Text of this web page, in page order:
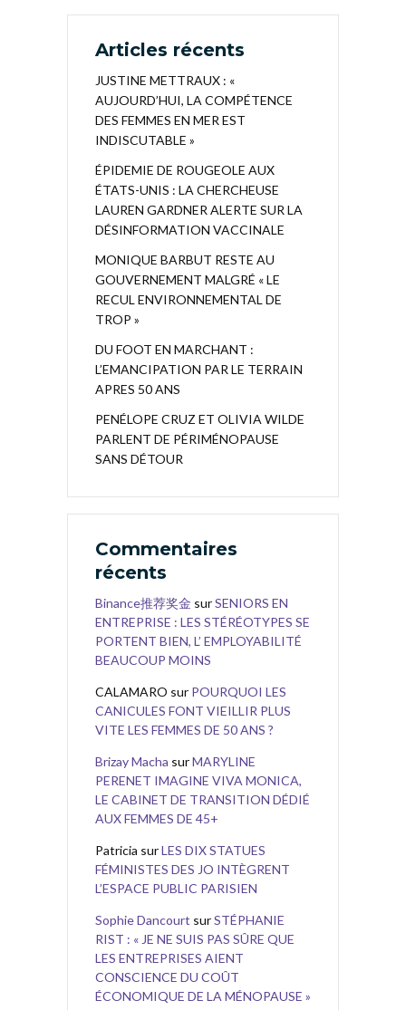
Articles récents
JUSTINE METTRAUX : «
AUJOURD’HUI, LA COMPÉTENCE
DES FEMMES EN MER EST
INDISCUTABLE »
ÉPIDEMIE DE ROUGEOLE AUX
ÉTATS-UNIS : LA CHERCHEUSE
LAUREN GARDNER ALERTE SUR LA
DÉSINFORMATION VACCINALE
MONIQUE BARBUT RESTE AU
GOUVERNEMENT MALGRÉ « LE
RECUL ENVIRONNEMENTAL DE
TROP »
DU FOOT EN MARCHANT :
L’EMANCIPATION PAR LE TERRAIN
APRES 50 ANS
PENÉLOPE CRUZ ET OLIVIA WILDE
PARLENT DE PÉRIMÉNOPAUSE
SANS DÉTOUR
Commentaires
récents
Binance推荐奖金 surSENIORS EN
ENTREPRISE : LES STÉRÉOTYPES SE
PORTENT BIEN, L’ EMPLOYABILITÉ
BEAUCOUP MOINS
CALAMARO sur POURQUOI LES
CANICULES FONT VIEILLIR PLUS
VITE LES FEMMES DE 50 ANS ?
Brizay Macha surMARYLINE
PERENET IMAGINE VIVA MONICA,
LE CABINET DE TRANSITION DÉDIÉ
AUX FEMMES DE 45+
Patricia surLES DIX STATUES
FÉMINISTES DES JO INTÈGRENT
L’ESPACE PUBLIC PARISIEN
Sophie Dancourt surSTÉPHANIE
RIST : « JE NE SUIS PAS SÛRE QUE
LES ENTREPRISES AIENT
CONSCIENCE DU COÛT
ÉCONOMIQUE DE LA MÉNOPAUSE »